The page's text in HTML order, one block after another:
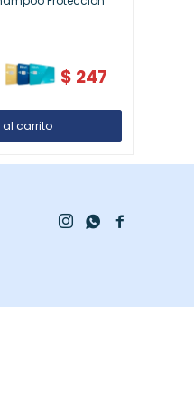
$ 247

 